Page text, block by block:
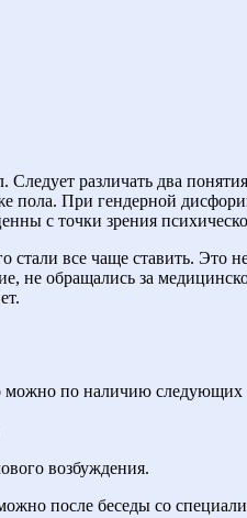
различать два
пола. При гендерной
с точки зрения
все чаще ставить. Это
не обращались за
можно по наличию
возбуждения.
после беседы со